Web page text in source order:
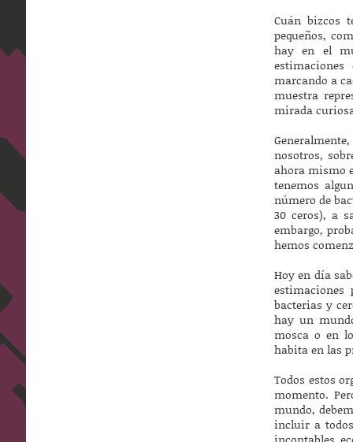
Cuán bizcos
pequeños,
hay en el
marcando a
muestra
mirada
nosotros,
ahora mismo
tenemos
número de
30 ceros), a
embargo,
hemos
Hoy en día
estimaciones
bacterias y
hay un
mosca o en
habita en las
Todos estos
momento.
mundo,
incluir a